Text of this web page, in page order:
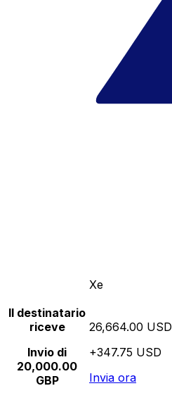
Xe
Il destinatario
riceve
Invio di
20,000.00
GBP
26,664.00 USD
+347.75 USD
Invia ora